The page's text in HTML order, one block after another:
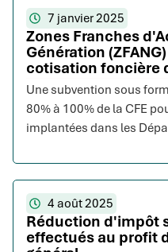
7 janvier 2025
Zones Franches
Génération
cotisation foncière
Une subvention sous
80% à 100% de la CFE
implantées dans les
4 août 2025
Réduction d'impôt
effectués au profit